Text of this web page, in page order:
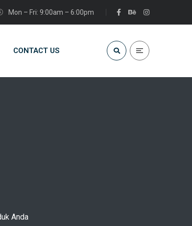
Mon – Fri: 9:00am – 6:00pm
CONTACT US
Anda